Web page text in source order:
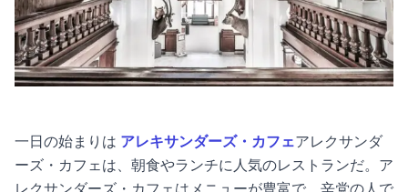
一日の始まりは アレキサンダーズ・カフェアレクサンダ
ーズ・カフェは、朝食やランチに人気のレストランだ。ア
レクサンダーズ・カフェはメニューが豊富で、辛党の人で